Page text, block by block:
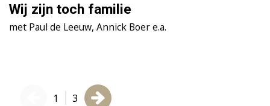
Wij zijn toch familie
met Paul de Leeuw, Annick Boer e.a.
1 3